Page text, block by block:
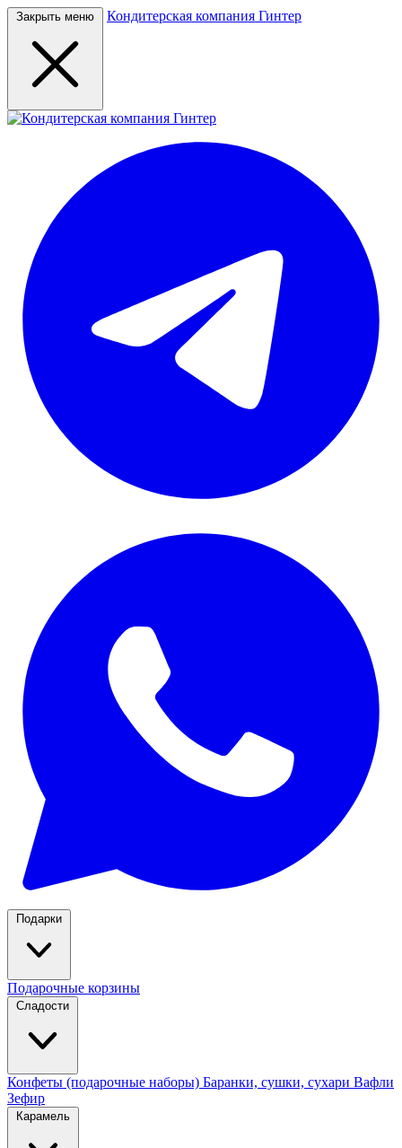
Закрыть меню Кондитерская компания Гинтер
Подарки
Подарочные корзины
Сладости
Конфеты (подарочные наборы) Баранки, сушки, сухари Вафли
Зефир
Карамель